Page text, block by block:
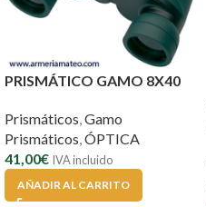
PRISMÁTICO GAMO 8X40
Prismáticos,Gamo
Prismáticos,ÓPTICA
41,00€ IVA incluido
AÑADIR AL CARRITO